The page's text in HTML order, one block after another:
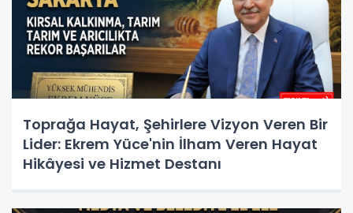
Toprağa Hayat, Şehirlere Vizyon Veren Bir
Lider: Ekrem Yüce'nin İlham Veren Hayat
Hikâyesi ve Hizmet Destanı